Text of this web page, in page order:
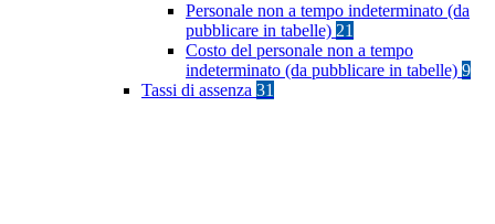
Personale non a tempo indeterminato (da
pubblicare in tabelle) 21
Costo del personale non a tempo
indeterminato (da pubblicare in tabelle) 9
Tassi di assenza 31